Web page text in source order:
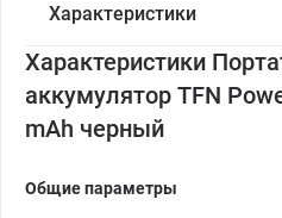
Характеристики
Характеристики
аккумулятор TFN
mAh черный
Общие параметры